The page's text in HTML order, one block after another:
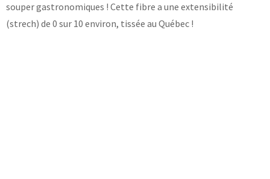
souper gastronomiques ! Cette fibre a une extensibilité
(strech) de 0 sur 10 environ, tissée au Québec !